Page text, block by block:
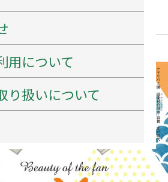
用について
り扱いについて